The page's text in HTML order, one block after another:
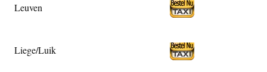
Leuven
Liege/Luik